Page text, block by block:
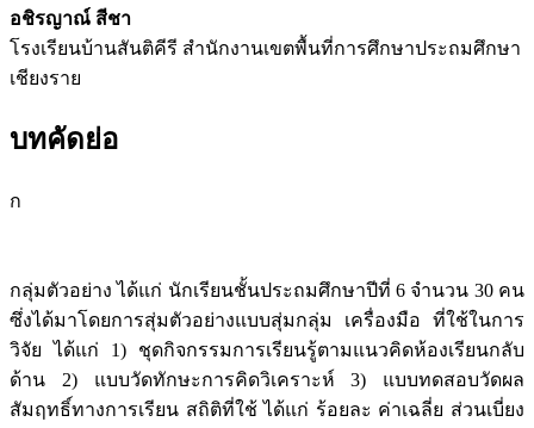
อชิรญาณ์ สีชา
โรงเรียนบ้านสันติคีรี สำนักงานเขตพื้นที่การศึกษาประถมศึกษา
เชียงราย
บทคัดย่อ
ก
กลุ่มตัวอย่าง ได้แก่ นักเรียนชั้นประถมศึกษาปีที่ 6 จำนวน 30 คน
ซึ่งได้มาโดยการสุ่มตัวอย่างแบบสุ่มกลุ่ม เครื่องมือ ที่ใช้ในการ
วิจัย ได้แก่ 1) ชุดกิจกรรมการเรียนรู้ตามแนวคิดห้องเรียนกลับ
ด้าน 2) แบบวัดทักษะการคิดวิเคราะห์ 3) แบบทดสอบวัดผล
สัมฤทธิ์ทางการเรียน สถิติที่ใช้ ได้แก่ ร้อยละ ค่าเฉลี่ย ส่วนเบี่ยง